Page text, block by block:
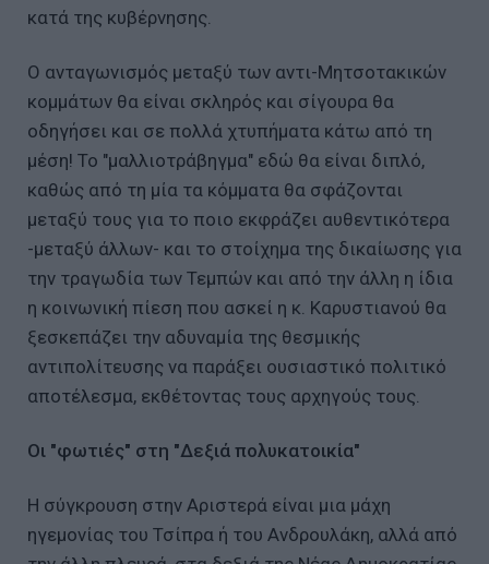
κατά της κυβέρνησης.
Ο ανταγωνισμός μεταξύ των αντι-Μητσοτακικών
κομμάτων θα είναι σκληρός και σίγουρα θα
οδηγήσει και σε πολλά χτυπήματα κάτω από τη
μέση! Το "μαλλιοτράβηγμα" εδώ θα είναι διπλό,
καθώς από τη μία τα κόμματα θα σφάζονται
μεταξύ τους για το ποιο εκφράζει αυθεντικότερα
-μεταξύ άλλων- και το στοίχημα της δικαίωσης για
την τραγωδία των Τεμπών και από την άλλη η ίδια
η κοινωνική πίεση που ασκεί η κ. Καρυστιανού θα
ξεσκεπάζει την αδυναμία της θεσμικής
αντιπολίτευσης να παράξει ουσιαστικό πολιτικό
αποτέλεσμα, εκθέτοντας τους αρχηγούς τους.
Οι "φωτιές" στη "Δεξιά πολυκατοικία"
Η σύγκρουση στην Αριστερά είναι μια μάχη
ηγεμονίας του Τσίπρα ή του Ανδρουλάκη, αλλά από